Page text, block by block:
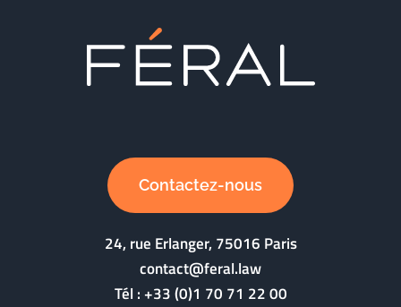
Contactez-nous
24, rue Erlanger, 75016 Paris
contact@feral.law
Tél :+33 (0)1 70 71 22 00